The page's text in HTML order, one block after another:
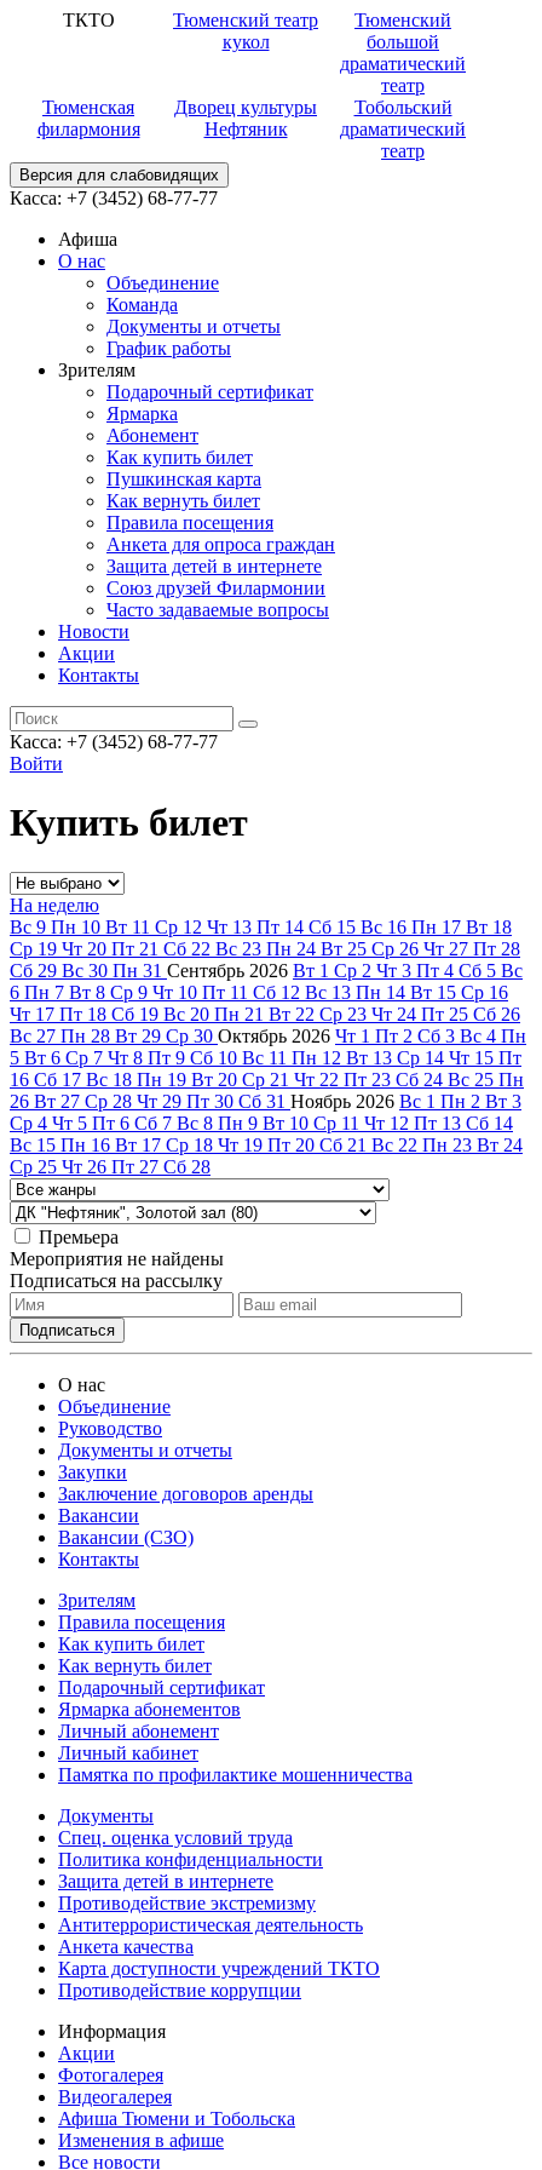
ТКТО
Тюменский театр
кукол
Тюменский
большой
драматический
театр
Тюменская
филармония
Дворец культуры
Нефтяник
Тобольский
драматический
театр
Версия для слабовидящих
Касса: +7 (3452) 68-77-77
Афиша
О нас
Объединение
Команда
Документы и отчеты
График работы
Зрителям
Подарочный сертификат
Ярмарка
Абонемент
Как купить билет
Пушкинская карта
Как вернуть билет
Правила посещения
Анкета для опроса граждан
Защита детей в интернете
Союз друзей Филармонии
Часто задаваемые вопросы
Новости
Акции
Контакты
Касса: +7 (3452) 68-77-77
Войти
Купить билет
На неделю
Вс 9 Пн 10 Вт 11 Ср 12 Чт 13 Пт 14 Сб 15 Вс 16 Пн 17 Вт 18
Ср 19 Чт 20 Пт 21 Сб 22 Вс 23 Пн 24 Вт 25 Ср 26 Чт 27 Пт 28
Сб 29 Вс 30 Пн 31 Сентябрь 2026 Вт 1 Ср 2 Чт 3 Пт 4 Сб 5 Вс
6 Пн 7 Вт 8 Ср 9 Чт 10 Пт 11 Сб 12 Вс 13 Пн 14 Вт 15 Ср 16
Чт 17 Пт 18 Сб 19 Вс 20 Пн 21 Вт 22 Ср 23 Чт 24 Пт 25 Сб 26
Вс 27 Пн 28 Вт 29 Ср 30 Октябрь 2026 Чт 1 Пт 2 Сб 3 Вс 4 Пн
5 Вт 6 Ср 7 Чт 8 Пт 9 Сб 10 Вс 11 Пн 12 Вт 13 Ср 14 Чт 15 Пт
16 Сб 17 Вс 18 Пн 19 Вт 20 Ср 21 Чт 22 Пт 23 Сб 24 Вс 25 Пн
26 Вт 27 Ср 28 Чт 29 Пт 30 Сб 31 Ноябрь 2026 Вс 1 Пн 2 Вт 3
Ср 4 Чт 5 Пт 6 Сб 7 Вс 8 Пн 9 Вт 10 Ср 11 Чт 12 Пт 13 Сб 14
Вс 15 Пн 16 Вт 17 Ср 18 Чт 19 Пт 20 Сб 21 Вс 22 Пн 23 Вт 24
Ср 25 Чт 26 Пт 27 Сб 28
Премьера
Мероприятия не найдены
Подписаться на рассылку
О нас
Объединение
Руководство
Документы и отчеты
Закупки
Заключение договоров аренды
Вакансии
Вакансии (СЗО)
Контакты
Зрителям
Правила посещения
Как купить билет
Как вернуть билет
Подарочный сертификат
Ярмарка абонементов
Личный абонемент
Личный кабинет
Памятка по профилактике мошенничества
Документы
Спец. оценка условий труда
Политика конфиденциальности
Защита детей в интернете
Противодействие экстремизму
Антитеррористическая деятельность
Анкета качества
Карта доступности учреждений ТКТО
Противодействие коррупции
Информация
Акции
Фотогалерея
Видеогалерея
Афиша Тюмени и Тобольска
Изменения в афише
Все новости